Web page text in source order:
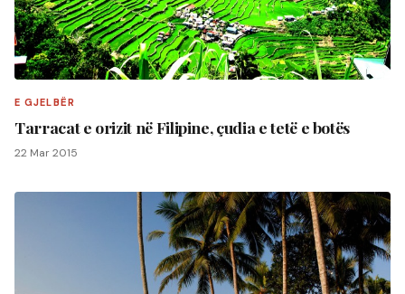
E GJELBËR
Tarracat e orizit në Filipine, çudia e tetë e botës
22 Mar 2015